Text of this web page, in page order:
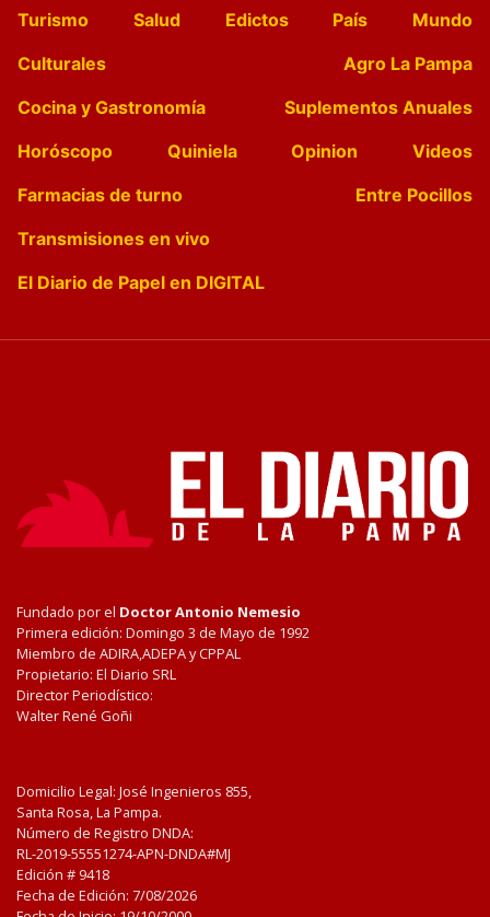
Turismo
Salud Edictos País
Mundo
Culturales
Agro La Pampa
Cocina y Gastronomía
Suplementos Anuales
Horóscopo
Quiniela Opinion
Videos
Farmacias de turno
Entre Pocillos
Transmisiones en vivo
El Diario de Papel en DIGITAL
Fundado por el Doctor Antonio Nemesio
Primera edición: Domingo 3 de Mayo de 1992
Miembro de ADIRA,ADEPA y CPPAL
Propietario: El Diario SRL
Director Periodístico:
Walter René Goñi
Domicilio Legal: José Ingenieros 855,
Santa Rosa, La Pampa.
Número de Registro DNDA:
RL-2019-55551274-APN-DNDA#MJ
Edición # 9418
Fecha de Edición: 7/08/2026